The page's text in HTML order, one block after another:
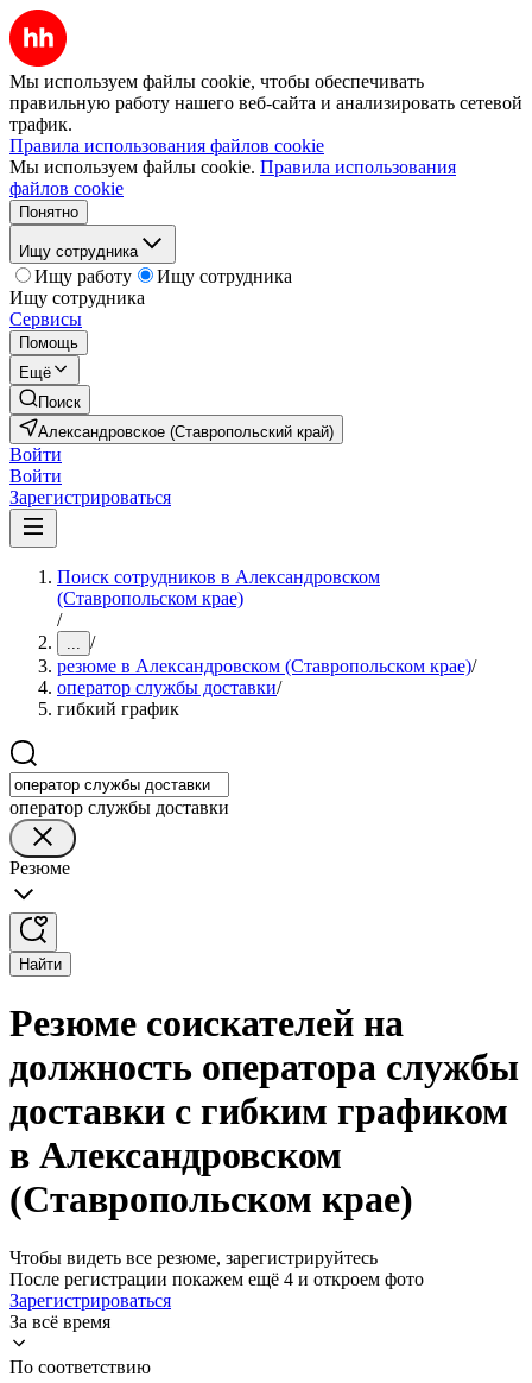
Мы используем файлы cookie, чтобы обеспечивать
правильную работу нашего веб-сайта и анализировать сетевой
трафик.
Правила использования файлов cookie
Мы используем файлы cookie. Правила использования
файлов cookie
Понятно
Ищу сотрудника
Ищу работу
Ищу сотрудника
Ищу сотрудника
Сервисы
Помощь
Ещё
Поиск
Александровское (Ставропольский край)
Войти
Войти
Зарегистрироваться
Поиск сотрудников в Александровском
(Ставропольском крае)
/
... /
резюме в Александровском (Ставропольском крае)/
оператор службы доставки/
гибкий график
оператор службы доставки
Резюме
Найти
Резюме соискателей на
должность оператора службы
доставки с гибким графиком
в Александровском
(Ставропольском крае)
Чтобы видеть все резюме, зарегистрируйтесь
После регистрации покажем ещё 4 и откроем фото
Зарегистрироваться
За всё время
По соответствию